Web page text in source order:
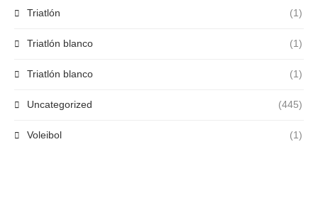
Triatlón (1)
Triatlón blanco (1)
Triatlón blanco (1)
Uncategorized (445)
Voleibol (1)